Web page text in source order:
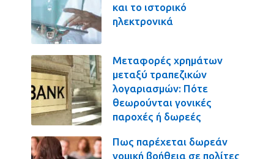
και το ιστορικό
ηλεκτρονικά
Μεταφορές χρημάτων
μεταξύ τραπεζικών
λογαριασμών: Πότε
θεωρούνται γονικές
παροχές ή δωρεές
Πως παρέχεται δωρεάν
νομική βοήθεια σε πολίτες